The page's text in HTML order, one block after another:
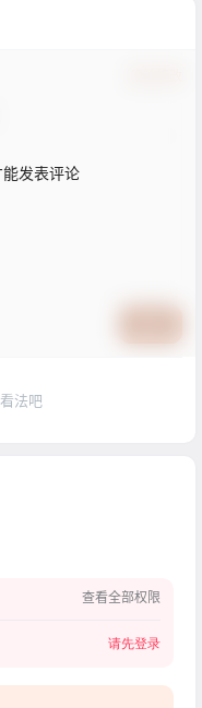
发表评论
法吧
查看全部权限
请先登录